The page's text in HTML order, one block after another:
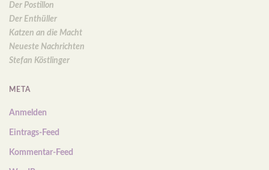
Der Postillon
Der Enthüller
Katzen an die Macht
Neueste Nachrichten
Stefan Köstlinger
META
Anmelden
Eintrags-Feed
Kommentar-Feed